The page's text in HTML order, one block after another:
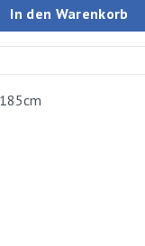
In den Warenkorb